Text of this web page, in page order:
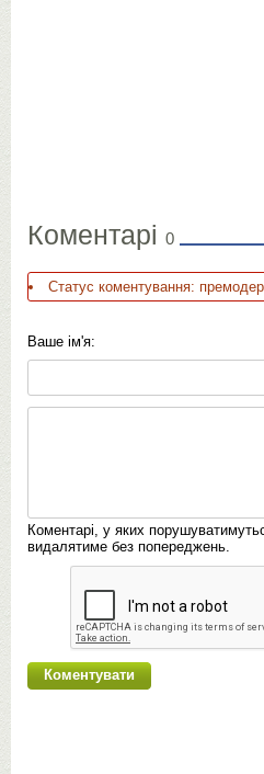
Коментарі 0
Статус коментування:
Ваше ім'я:
Коментарі, у яких
видалятиме без попереджень.